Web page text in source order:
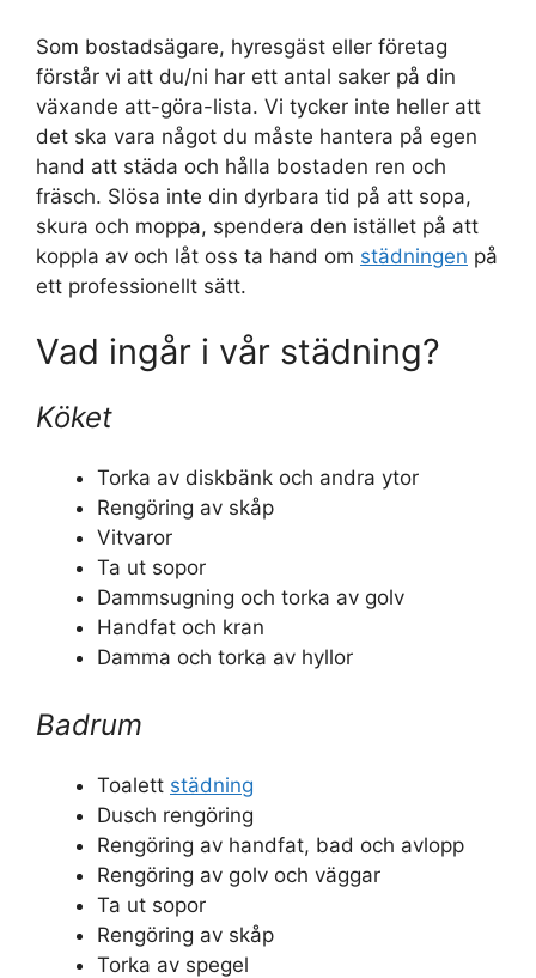
Som bostadsägare, hyresgäst eller företag
förstår vi att du/ni har ett antal saker på din
växande att-göra-lista. Vi tycker inte heller att
det ska vara något du måste hantera på egen
hand att städa och hålla bostaden ren och
fräsch. Slösa inte din dyrbara tid på att sopa,
skura och moppa, spendera den istället på att
koppla av och låt oss ta hand om städningen på
ett professionellt sätt.
Vad ingår i vår städning?
Köket
Torka av diskbänk och andra ytor
Rengöring av skåp
Vitvaror
Ta ut sopor
Dammsugning och torka av golv
Handfat och kran
Damma och torka av hyllor
Badrum
Toalett städning
Dusch rengöring
Rengöring av handfat, bad och avlopp
Rengöring av golv och väggar
Ta ut sopor
Rengöring av skåp
Torka av spegel